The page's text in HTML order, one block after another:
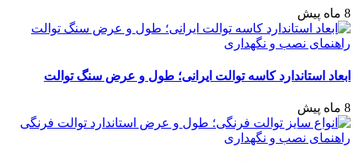
8 ماه پیش
راهنمای نصب و نگهداری
ابعاد استاندارد کاسه توالت ایرانی؛ طول و عرض سنگ توالت
8 ماه پیش
راهنمای نصب و نگهداری